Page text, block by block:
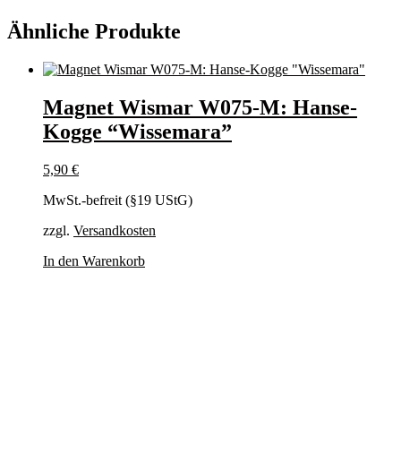
Ähnliche Produkte
Magnet Wismar W075-M: Hanse-
Kogge “Wissemara”
5,90 €
MwSt.-befreit (§19 UStG)
zzgl. Versandkosten
In den Warenkorb